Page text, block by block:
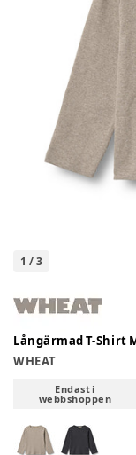
1 /3
Långärmad T-Shirt
WHEAT
Endast i
webbshoppen